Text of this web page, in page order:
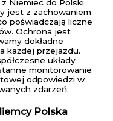
Niemiec do Polski
jest z zachowaniem
poświadczają liczne
Ochrona jest
dokładne
każdej przejazdu.
układy
monitorowanie
odpowiedzi w
zdarzeń.
Polska